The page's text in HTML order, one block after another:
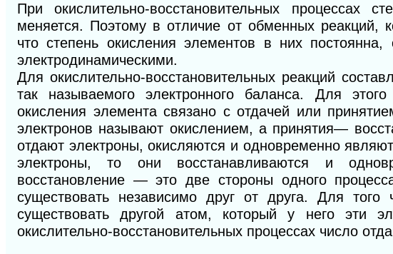
При окислительно-восстановительных процессах
меняется. Поэтому в отличие от обменных реакций,
что степень окисления элементов в них постоянна,
электродинамическими.
Для окислительно-восстановительных реакций
так называемого электронного баланса. Для
окисления элемента связано с отдачей или
электронов называют окислением, а принятия—
отдают электроны, окисляются и одновременно
электроны, то они восстанавливаются и
восстановление — это две стороны одного
существовать независимо друг от друга. Для
существовать другой атом, который у него эти
окислительно-восстановительных процессах число